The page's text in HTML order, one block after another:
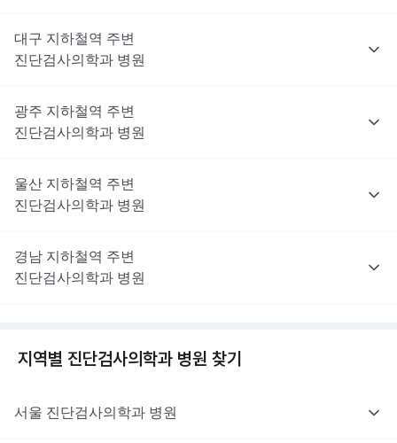
대구 지하철역 주변
진단검사의학과 병원
광주 지하철역 주변
진단검사의학과 병원
울산 지하철역 주변
진단검사의학과 병원
경남 지하철역 주변
진단검사의학과 병원
지역별 진단검사의학과 병원 찾기
서울 진단검사의학과 병원